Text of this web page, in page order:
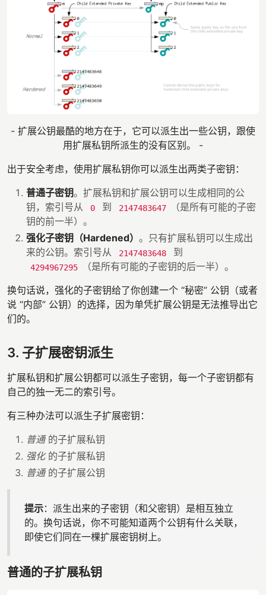
- 扩展公钥最酷的地方在于，它可以派生出一些公钥，跟使
用扩展私钥所派生的没有区别。 -
出于安全考虑，使用扩展私钥你可以派生出两类子密钥：
普通子密钥。扩展私钥和扩展公钥可以生成相同的公
钥，索引号从
0 到 2147483647
（是所有可能的子密
钥的前一半）。
强化子密钥（Hardened） 。只有扩展私钥可以生成出
来的公钥。索引号从
2147483648 到
4294967295
（是所有可能的子密钥的后一半）。
换句话说，强化的子密钥给了你创建一个 “秘密” 公钥（或者
说 “内部” 公钥）的选择，因为单凭扩展公钥是无法推导出它
们的。
3. 子扩展密钥派生
扩展私钥和扩展公钥都可以派生子密钥，每一个子密钥都有
自己的独一无二的索引号。
有三种办法可以派生子扩展密钥：
普通的子扩展私钥
强化的子扩展私钥
普通的子扩展公钥
提示：派生出来的子密钥（和父密钥）是相互独立
的。换句话说，你不可能知道两个公钥有什么关联，
即使它们同在一棵扩展密钥树上。
普通的子扩展私钥